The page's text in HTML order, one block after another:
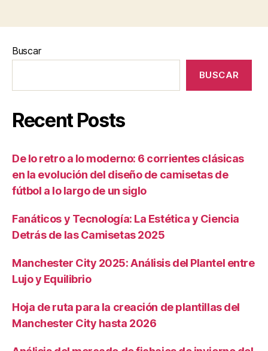
Buscar
BUSCAR
Recent Posts
De lo retro a lo moderno: 6 corrientes clásicas
en la evolución del diseño de camisetas de
fútbol a lo largo de un siglo
Fanáticos y Tecnología: La Estética y Ciencia
Detrás de las Camisetas 2025
Manchester City 2025: Análisis del Plantel entre
Lujo y Equilibrio
Hoja de ruta para la creación de plantillas del
Manchester City hasta 2026